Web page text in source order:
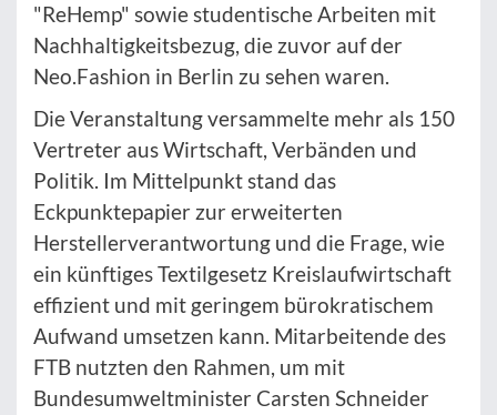
"ReHemp" sowie studentische Arbeiten mit
Nachhaltigkeitsbezug, die zuvor auf der
Neo.Fashion in Berlin zu sehen waren.
Die Veranstaltung versammelte mehr als 150
Vertreter aus Wirtschaft, Verbänden und
Politik. Im Mittelpunkt stand das
Eckpunktepapier zur erweiterten
Herstellerverantwortung und die Frage, wie
ein künftiges Textilgesetz Kreislaufwirtschaft
effizient und mit geringem bürokratischem
Aufwand umsetzen kann. Mitarbeitende des
FTB nutzten den Rahmen, um mit
Bundesumweltminister Carsten Schneider